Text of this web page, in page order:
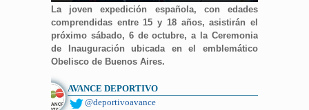
La joven expedición española, con edades
comprendidas entre 15 y 18 años, asistirán el
próximo sábado, 6 de octubre, a la Ceremonia
de Inauguración ubicada en el emblemático
Obelisco de Buenos Aires.
AVANCE DEPORTIVO
@deportivoavance